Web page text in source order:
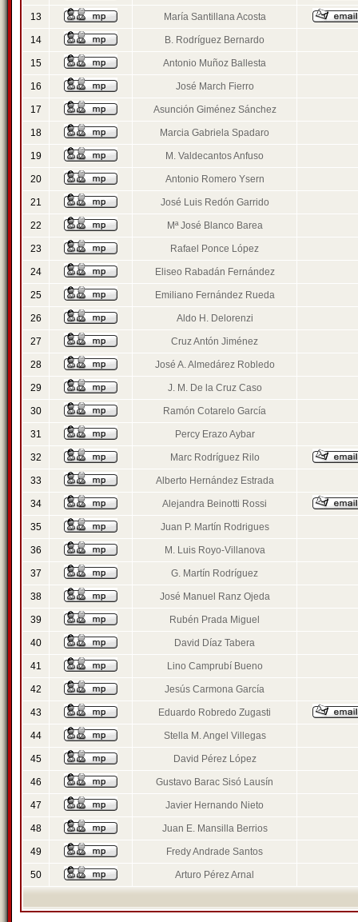
13 María Santillana Acosta
14 B. Rodríguez Bernardo
15 Antonio Muñoz Ballesta
16 José March Fierro
17 Asunción Giménez Sánchez
18 Marcia Gabriela Spadaro
19 M. Valdecantos Anfuso
20 Antonio Romero Ysern
21 José Luis Redón Garrido
22 Mª José Blanco Barea
23 Rafael Ponce López
24 Eliseo Rabadán Fernández
25 Emiliano Fernández Rueda
26 Aldo H. Delorenzi
27 Cruz Antón Jiménez
28 José A. Almedárez Robledo
29 J. M. De la Cruz Caso
30 Ramón Cotarelo García
31 Percy Erazo Aybar
32 Marc Rodríguez Rilo
33 Alberto Hernández Estrada
34 Alejandra Beinotti Rossi
35 Juan P. Martín Rodrigues
36 M. Luis Royo-Villanova
37 G. Martín Rodríguez
38 José Manuel Ranz Ojeda
39 Rubén Prada Miguel
40 David Díaz Tabera
41 Lino Camprubí Bueno
42 Jesús Carmona García
43 Eduardo Robredo Zugasti
44 Stella M. Angel Villegas
45 David Pérez López
46 Gustavo Barac Sisó Lausín
47 Javier Hernando Nieto
48 Juan E. Mansilla Berrios
49 Fredy Andrade Santos
50 Arturo Pérez Arnal